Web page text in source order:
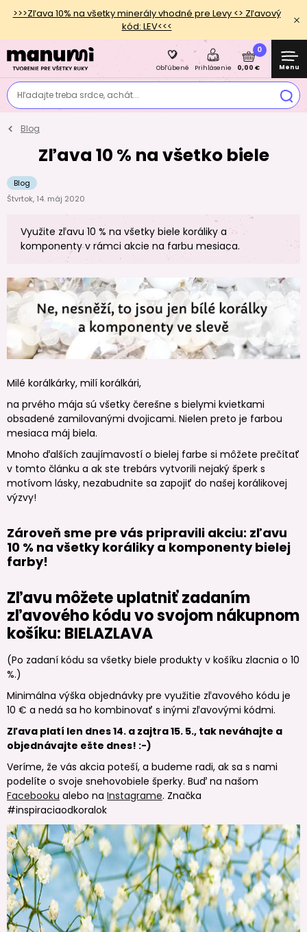
>>>Zľava 10% na všetky minerály vhodné pre Levy <> Zľavový
kód: LEV<<<
Hľadajte treba srdce, achát...
Obľúbené Prihlásenie
0
0,00 € Menu
Blog
Zľava 10 % na všetko biele
Blog
Štvrtok, 14. máj 2020
Využite zľavu 10 % na všetky biele koráliky a
komponenty v rámci akcie na farbu mesiaca.
Milé korálkárky, milí korálkári,
na prvého mája sú všetky čerešne s bielymi kvietkami
obsadené zamilovanými dvojicami. Nielen preto je farbou
mesiaca máj biela.
Mnoho ďalších zaujímavostí o bielej farbe si môžete prečítať
v tomto článku a ak ste trebárs vytvorili nejaký šperk s
motívom lásky, nezabudnite sa zapojiť do našej korálikovej
výzvy!
Zároveň sme pre vás pripravili akciu: zľavu
10 % na všetky koráliky a komponenty bielej
farby!
Zľavu môžete uplatniť zadaním
zľavového kódu vo svojom nákupnom
košíku: BIELAZLAVA
(Po zadaní kódu sa všetky biele produkty v košíku zlacnia o 10
%.)
Minimálna výška objednávky pre využitie zľavového kódu je
10 € a nedá sa ho kombinovať s inými zľavovými kódmi.
Zľava platí len dnes 14. a zajtra 15. 5., tak neváhajte a
objednávajte ešte dnes! :-)
Veríme, že vás akcia poteší, a budeme radi, ak sa s nami
podelíte o svoje snehovobiele šperky. Buď na našom
Facebooku alebo na Instagrame. Značka
#inspiraciaodkoralok